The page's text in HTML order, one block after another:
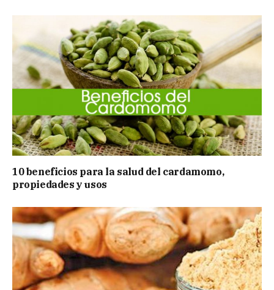
10 beneficios para la salud del cardamomo,
propiedades y usos